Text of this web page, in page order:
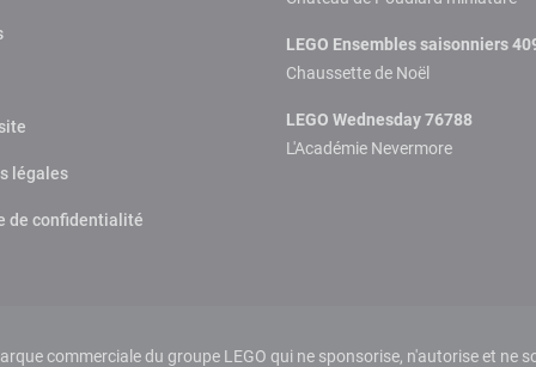
légales
de confidentialité
LEGO Ensembles saisonniers
Chaussette de Noël
LEGO Wednesday 76788
L'Académie Nevermore
commerciale du groupe LEGO qui ne sponsorise, n'autorise et ne